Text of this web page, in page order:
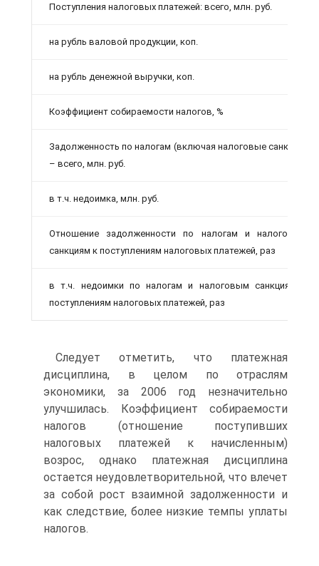
Поступления налоговых платежей: всего, млн. руб.
на рубль валовой продукции, коп.
на рубль денежной выручки, коп.
Коэффициент собираемости налогов, %
Задолженность по налогам (включая налоговые санкции)
– всего, млн. руб.
в т.ч. недоимка, млн. руб.
Отношение задолженности по налогам и налоговым
санкциям к поступлениям налоговых платежей, раз
в т.ч. недоимки по налогам и налоговым санкциям к
поступлениям налоговых платежей, раз
Следует отметить, что платежная
дисциплина, в целом по отраслям
экономики, за 2006 год незначительно
улучшилась. Коэффициент собираемости
налогов (отношение поступивших
налоговых платежей к начисленным)
возрос, однако платежная дисциплина
остается неудовлетворительной, что влечет
за собой рост взаимной задолженности и
как следствие, более низкие темпы уплаты
налогов.